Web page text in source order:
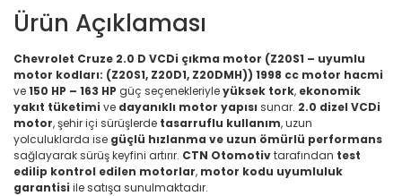
Ürün Açıklaması
Chevrolet Cruze 2.0 D VCDi çıkma motor (Z20S1 – uyumlu
motor kodları: (Z20S1, Z20D1, Z20DMH)) 1998 cc motor hacmi
ve150 HP – 163 HP güç seçenekleriyleyüksek tork, ekonomik
yakıt tüketimi ve dayanıklı motor yapısı sunar. 2.0 dizel VCDi
motor, şehir içi sürüşlerde tasarruflu kullanım, uzun
yolculuklarda ise güçlü hızlanma ve uzun ömürlü performans
sağlayarak sürüş keyfini artırır. CTN Otomotivtarafından test
edilip kontrol edilen motorlar, motor kodu uyumluluk
garantisi ile satışa sunulmaktadır.